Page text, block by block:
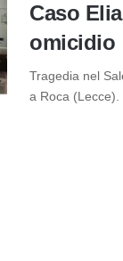
Caso
omicidio
Tragedia nel
a Roca